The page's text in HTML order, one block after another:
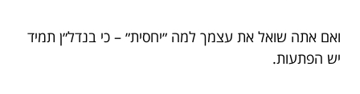
ואם אתה שואל את עצמך למה ״יחסית״ – כי בנדל״ן תמיד
יש הפתעות.